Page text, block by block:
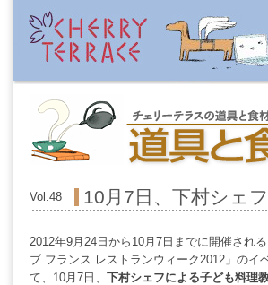
Vol.48 10月7日、下村シェ
2012年9月24日から10月7日までに開催され
ブ フランス レストランウィーク2012」のイ
て、10月7日、 下村シェフによる子ども料理